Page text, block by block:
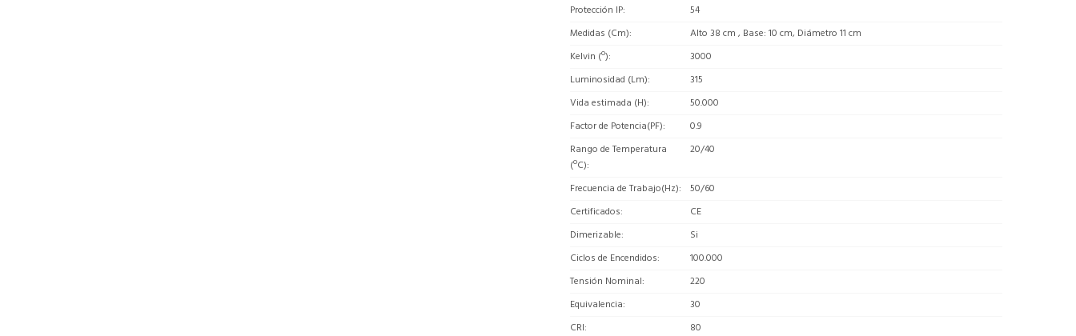
Protección IP
54
Medidas (Cm)
Alto 38 cm , Base: 10 cm, Diámetro 11 cm
Kelvin (º)
3000
Luminosidad (Lm)
315
Vida estimada (H)
50.000
Factor de Potencia(PF)
0.9
Rango de Temperatura
(ºC)
20/40
Frecuencia de Trabajo(Hz)
50/60
Certificados
CE
Dimerizable
Si
Ciclos de Encendidos
100.000
Tensión Nominal
220
Equivalencia
30
CRI
80